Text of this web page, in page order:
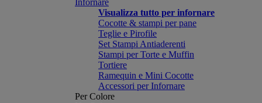
Infornare
Visualizza tutto per infornare
Cocotte & stampi per pane
Teglie e Pirofile
Set Stampi Antiaderenti
Stampi per Torte e Muffin
Tortiere
Ramequin e Mini Cocotte
Accessori per Infornare
Per Colore